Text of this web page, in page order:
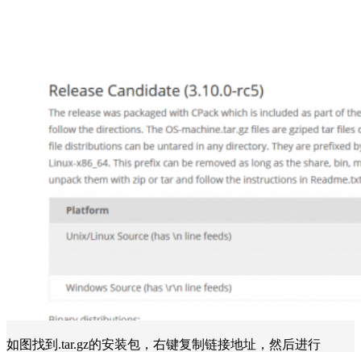
如图找到.tar.gz的安装包，右键复制链接地址，然后进行